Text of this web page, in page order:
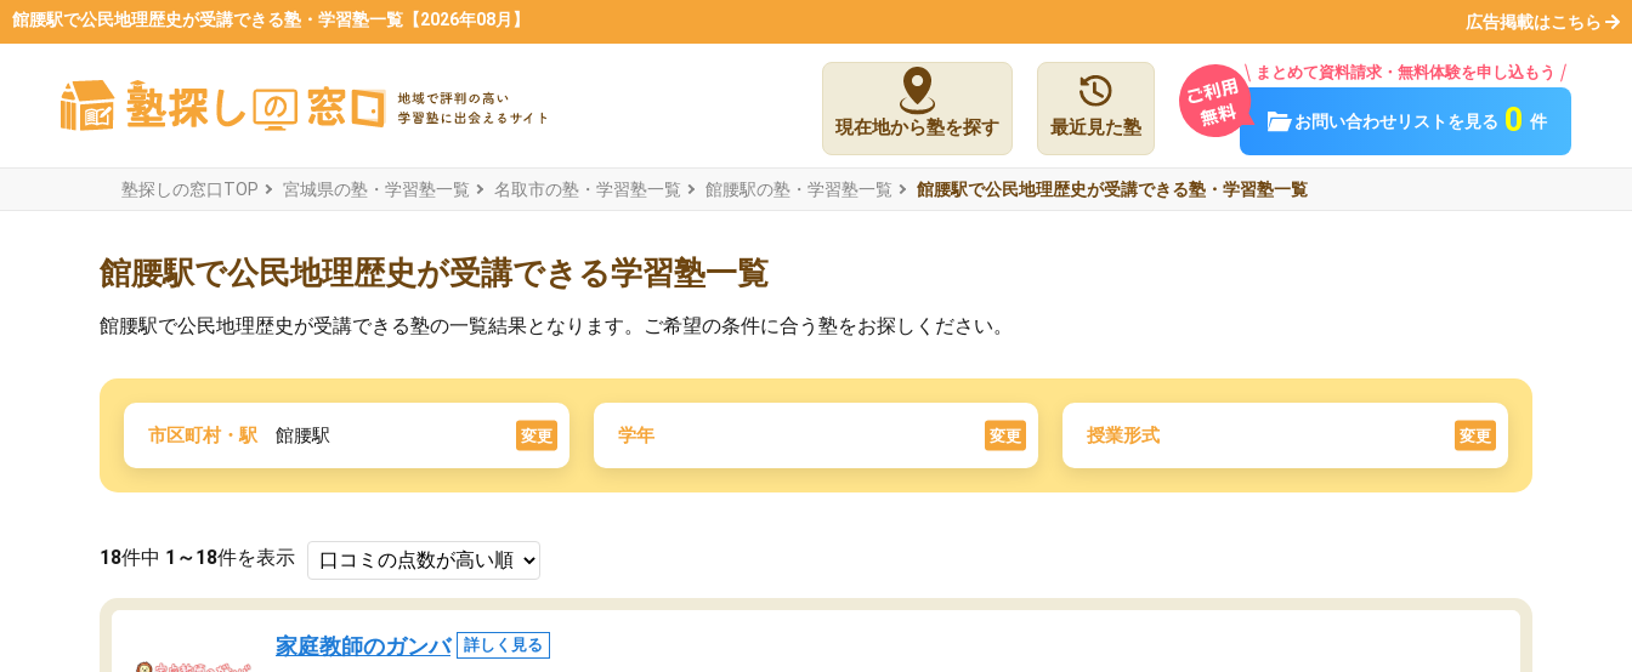
館腰駅で公民地理歴史が受講できる塾・学習塾一覧【2026年08月】 広告掲載はこちら
現在地から塾を探す 最近見た塾
まとめて資料請求・無料体験を申し込もう
お問い合わせリストを見る 0 件
塾探しの窓口TOP 宮城県の塾・学習塾一覧 名取市の塾・学習塾一覧 館腰駅の塾・学習塾一覧 館腰駅で公民地理歴史が受講できる塾・学習塾一覧
館腰駅で公民地理歴史が受講できる学習塾一覧
館腰駅で公民地理歴史が受講できる塾の一覧結果となります。ご希望の条件に合う塾をお探しください。
市区町村・駅 館腰駅 変更 学年 変更 授業形式 変更
18件中 1～18件を表示
家庭教師のガンバ 詳しく見る